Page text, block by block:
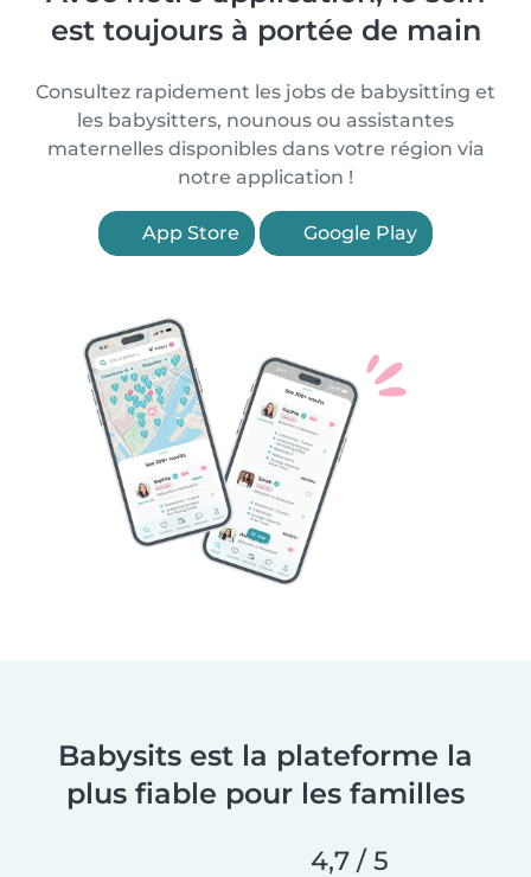
est toujours à portée de main
Consultez rapidement les jobs de babysitting et
les babysitters, nounous ou assistantes
maternelles disponibles dans votre région via
notre application !
App Store Google Play
Babysits est la plateforme la
plus fiable pour les familles
4,7 / 5